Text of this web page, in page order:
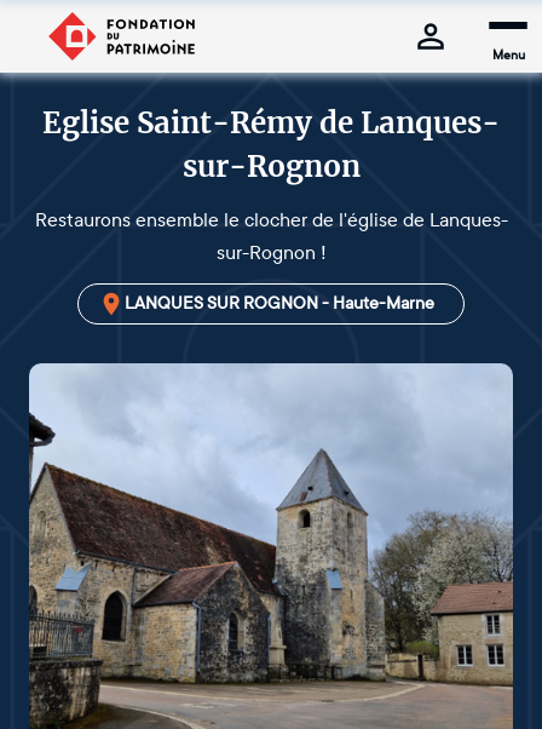
Menu
Eglise Saint-Rémy de Lanques-
sur-Rognon
Restaurons ensemble le clocher de l'église de Lanques-
sur-Rognon !
LANQUES SUR ROGNON - Haute-Marne